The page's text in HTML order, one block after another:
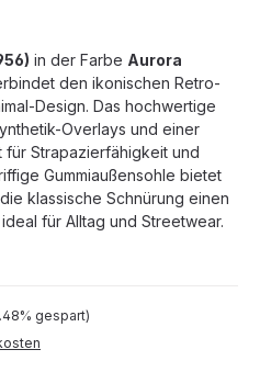
in der Farbe Aurora
den ikonischen Retro-
Design. Das hochwertige
Overlays und einer
Strapazierfähigkeit und
Gummiaußensohle bietet
klassische Schnürung einen
für Alltag und Streetwear.
gespart)